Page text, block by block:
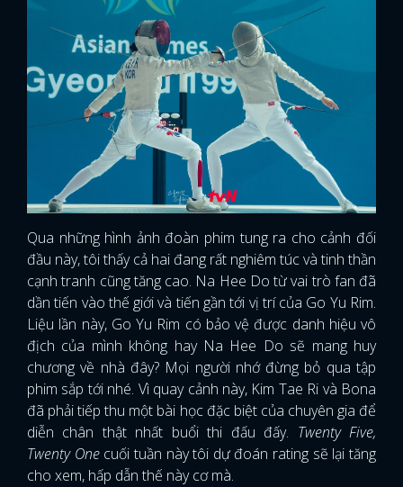
FACEBOOK GOOGLE
Qua những hình ảnh đoàn phim tung ra cho cảnh đối
đầu này, tôi thấy cả hai đang rất nghiêm túc và tinh thần
cạnh tranh cũng tăng cao. Na Hee Do từ vai trò fan đã
dần tiến vào thế giới và tiến gần tới vị trí của Go Yu Rim.
Liệu lần này, Go Yu Rim có bảo vệ được danh hiệu vô
địch của mình không hay Na Hee Do sẽ mang huy
chương về nhà đây? Mọi người nhớ đừng bỏ qua tập
phim sắp tới nhé. Vì quay cảnh này, Kim Tae Ri và Bona
đã phải tiếp thu một bài học đặc biệt của chuyên gia để
diễn chân thật nhất buổi thi đấu đấy. Twenty Five,
Twenty Onecuối tuần này tôi dự đoán rating sẽ lại tăng
cho xem, hấp dẫn thế này cơ mà.